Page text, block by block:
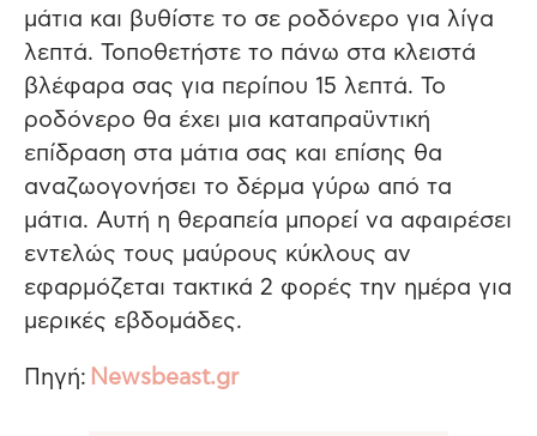
μάτια και βυθίστε το σε ροδόνερο για λίγα
λεπτά. Τοποθετήστε το πάνω στα κλειστά
βλέφαρα σας για περίπου 15 λεπτά. Το
ροδόνερο θα έχει μια καταπραϋντική
επίδραση στα μάτια σας και επίσης θα
αναζωογονήσει το δέρμα γύρω από τα
μάτια. Αυτή η θεραπεία μπορεί να αφαιρέσει
εντελώς τους μαύρους κύκλους αν
εφαρμόζεται τακτικά 2 φορές την ημέρα για
μερικές εβδομάδες.
Πηγή: Newsbeast.gr